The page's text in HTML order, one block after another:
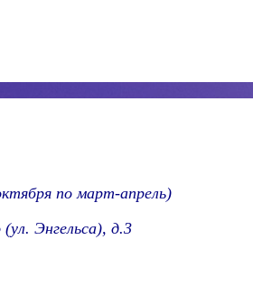
по март-апрель)
Энгельса), д.3